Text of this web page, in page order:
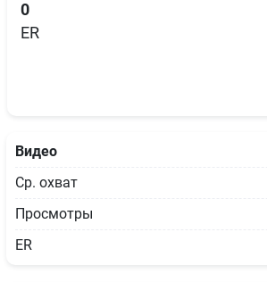
0
ER
Видео
Ср. охват
Просмотры
ER